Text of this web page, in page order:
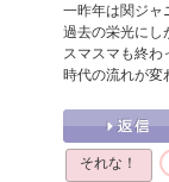
一昨年は関ジャ
過去の栄光にし
スマスマも終わ
時代の流れが変
それな！